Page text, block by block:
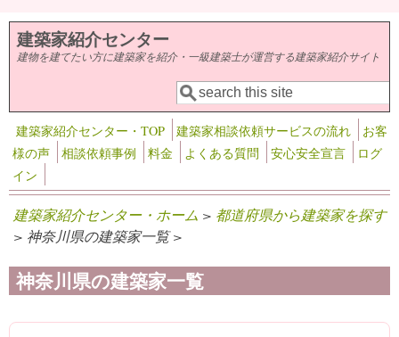
メインコンテンツに移動
建築家紹介センター
建物を建てたい方に建築家を紹介・一級建築士が運営する建築家紹介サイト
検索フォーム
検索
建築家紹介センター・TOP 建築家相談依頼サービスの流れ
お客
様の声
相談依頼事例 料金 よくある質問 安心安全宣言
ログ
イン
建築家紹介センター・ホーム > 都道府県から建築家を探す
> 神奈川県の建築家一覧 >
神奈川県の建築家一覧